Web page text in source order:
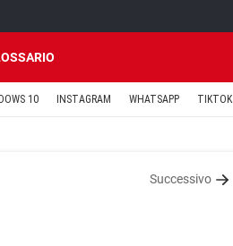
10 INSTAGRAM WHATSAPP TIKTOK
Successivo